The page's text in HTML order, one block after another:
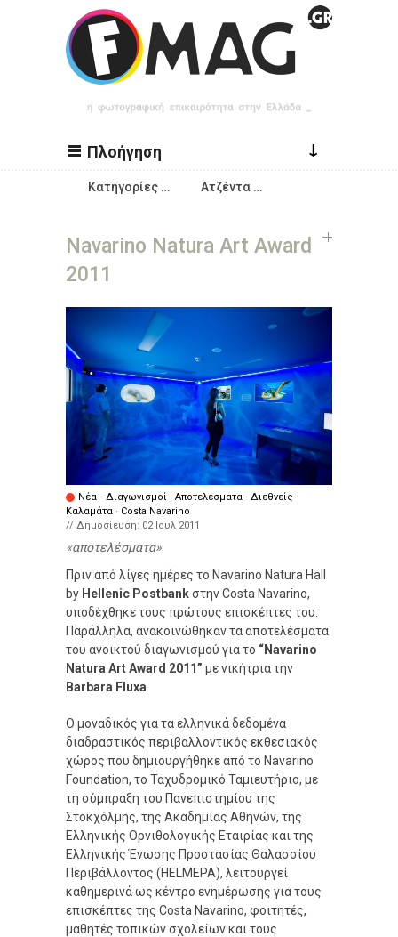
Παράκαμψη προς το κυρίως περιεχόμενο
Πλοήγηση ↓
Κατηγορίες … Ατζέντα …
Navarino Natura Art Award
2011
Νέα · Διαγωνισμοί · Αποτελέσματα · Διεθνείς ·
Καλαμάτα · Costa Navarino
// Δημοσίευση: 02 Ιουλ 2011
αποτελέσματα
Πριν από λίγες ημέρες το Navarino Natura Hall
by Hellenic Postbankστην Costa Navarino,
υποδέχθηκε τους πρώτους επισκέπτες του.
Παράλληλα, ανακοινώθηκαν τα αποτελέσματα
του ανοικτού διαγωνισμού για το “Navarino
Natura Art Award 2011” με νικήτρια την
Barbara Fluxa
O μοναδικός για τα ελληνικά δεδομένα
διαδραστικός περιβαλλοντικός εκθεσιακός
χώρος που δημιουργήθηκε από το Navarino
Foundation, το Ταχυδρομικό Ταμιευτήριο, με
τη σύμπραξη του Πανεπιστημίου της
Στοκχόλμης, της Ακαδημίας Αθηνών, της
Ελληνικής Ορνιθολογικής Εταιρίας και της
Ελληνικής Ένωσης Προστασίας Θαλασσίου
Περιβάλλοντος (HELMEPA), λειτουργεί
καθημερινά ως κέντρο ενημέρωσης για τους
επισκέπτες της Costa Navarino, φοιτητές,
μαθητές τοπικών σχολείων και τους